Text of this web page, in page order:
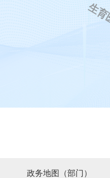
生
政务地图（部门）